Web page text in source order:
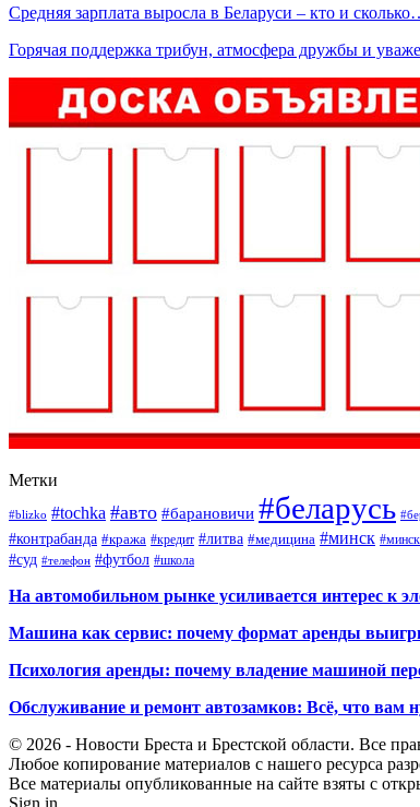
Средняя зарплата выросла в Беларуси – кто и
Горячая поддержка трибун, атмосфера дружбы и
Метки
#blizko #tochka #авто #барановичи #беларусь
#контрабанда #кража #кредит #литва #медицина #минск
#суд #телефон #футбол #школа
На автомобильном рынке усиливается интерес к
Машина как сервис: почему формат аренды
Психология аренды: почему владение машиной
Обслуживание и ремонт автозамков: Всё, что вам
© 2026 - Новости Бреста и Брестской области. Все
Любое копирование материалов с нашего ресурса
Все материалы опубликованные на сайте взяты с
Sign in